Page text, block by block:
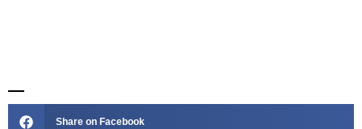
Share on Facebook